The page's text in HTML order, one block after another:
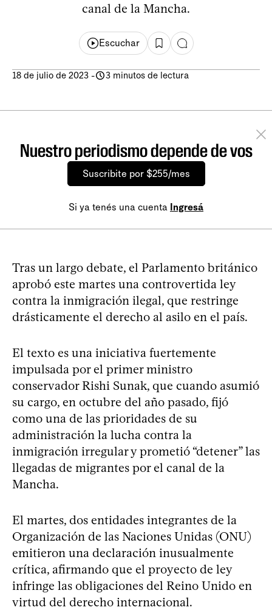
canal de la Mancha.
Escuchar
18 de julio de 2023 - 3 minutos de lectura
Nuestro periodismo depende de vos
Suscribite por $255/mes
Si ya tenés una cuenta Ingresá
Tras un largo debate, el Parlamento británico
aprobó este martes una controvertida ley
contra la inmigración ilegal, que restringe
drásticamente el derecho al asilo en el país.
El texto es una iniciativa fuertemente
impulsada por el primer ministro
conservador Rishi Sunak, que cuando asumió
su cargo, en octubre del año pasado, fijó
como una de las prioridades de su
administración la lucha contra la
inmigración irregular y prometió “detener” las
llegadas de migrantes por el canal de la
Mancha.
El martes, dos entidades integrantes de la
Organización de las Naciones Unidas (ONU)
emitieron una declaración inusualmente
crítica, afirmando que el proyecto de ley
infringe las obligaciones del Reino Unido en
virtud del derecho internacional.